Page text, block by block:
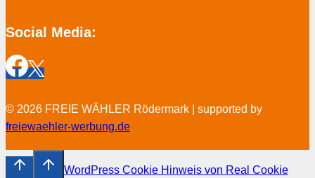
Social Media:
© 2026 FREIE WÄHLER Rödermark | supported by
freiewaehler-werbung.de
WordPress Cookie Hinweis von Real Cookie